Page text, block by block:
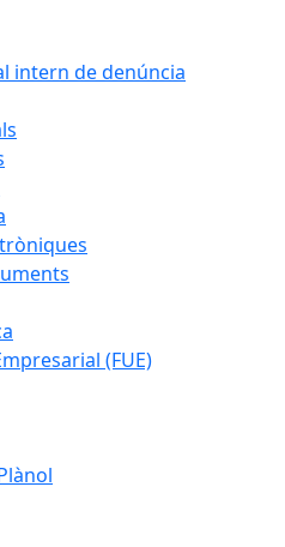
intern de denúncia
(FUE)